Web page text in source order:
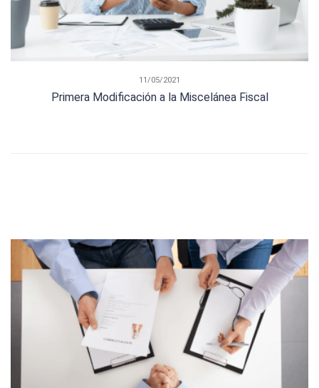
11/05/2021
Primera Modificación a la Miscelánea Fiscal